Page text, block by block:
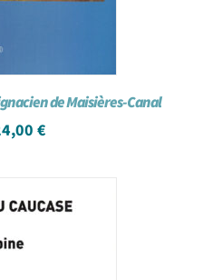
de Maisières-Canal
€